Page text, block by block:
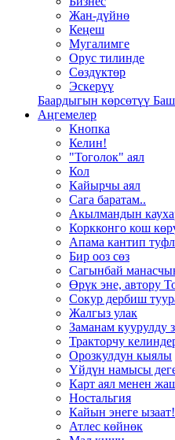
Жан-дүйнө
Кеңеш
Мугалимге
Орус тилинде
Сөздүктөр
Эскерүү
Баардыгын көрсөтүү
Аңгемелер
Кнопка
Келин!
"Тоголок" аял
Кол
Кайырчы аял
Сага баратам..
Акылмандын
Коркконго кош
Апама кантип
Бир ооз сөз
Сагынбай
Өрүк эне, автору
Сокур дербиш
Жалгыз улак
Заманам куурулду
Тракторчу
Орозкулдун кыялы
Үйдүн намысы
Карт аял менен
Ностальгия
Кайын энеге ызаат!
Атлес көйнөк